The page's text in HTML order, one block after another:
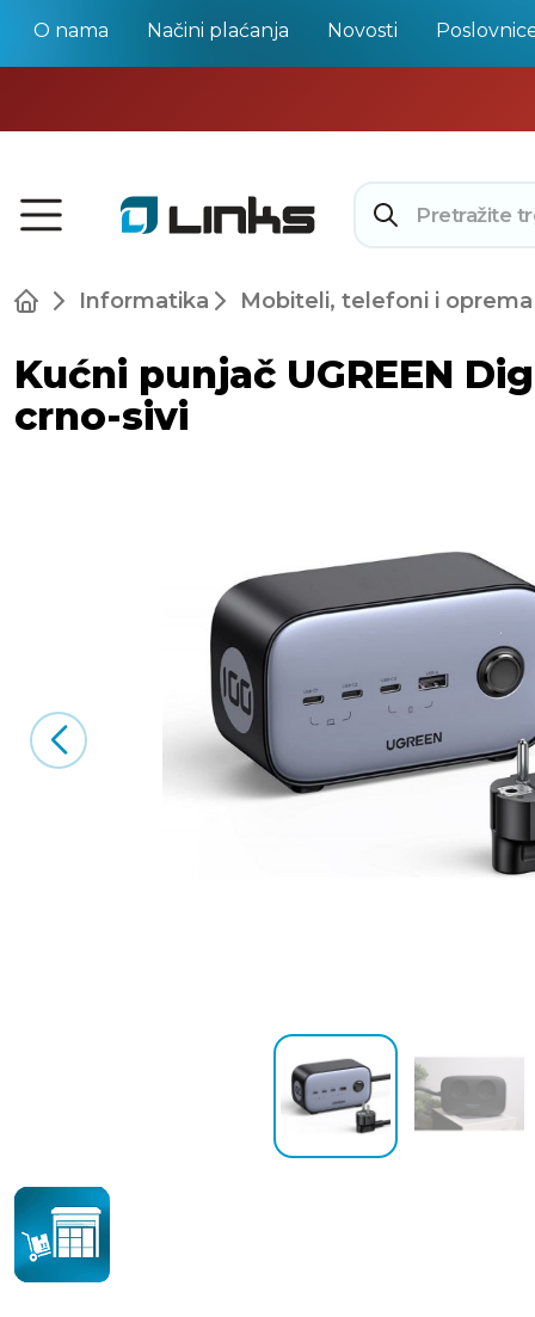
O nama Načini plaćanja Novosti
Informatika Mobiteli, telefoni i oprema
Kućni punjač UGREEN
crno-sivi